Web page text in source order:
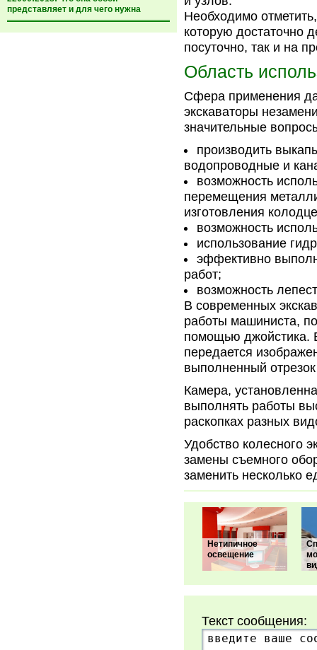
представляет и для чего нужна
Необходимо
которую достаточно
посуточно, так и на
Область
Сфера применения
экскаваторы
значительные
производить
водопроводные и
возможность
перемещения
изготовления
возможность
использование
эффективно
работ;
возможность
В современных
работы машиниста,
помощью джойстика.
передается
выполненный
Камера,
выполнять работы
раскопках разных
Удобство колесного
замены съемного
заменить несколько
Нетипичное
освещение
Текст сообщения: